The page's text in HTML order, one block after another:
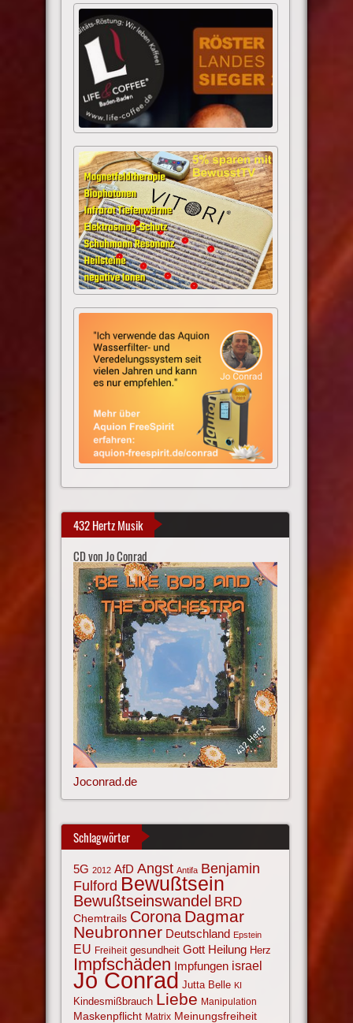
432 Hertz Musik
CD von Jo Conrad
Joconrad.de
Schlagwörter
5G 2012 AfD Angst Antifa Benjamin
Fulford Bewußtsein
Bewußtseinswandel BRD
Chemtrails Corona Dagmar
Neubronner Deutschland Epstein
EU Freiheit gesundheit Gott Heilung Herz
Impfschäden Impfungen israel
Jo Conrad Jutta Belle KI
Kindesmißbrauch Liebe Manipulation
Maskenpflicht Matrix Meinungsfreiheit